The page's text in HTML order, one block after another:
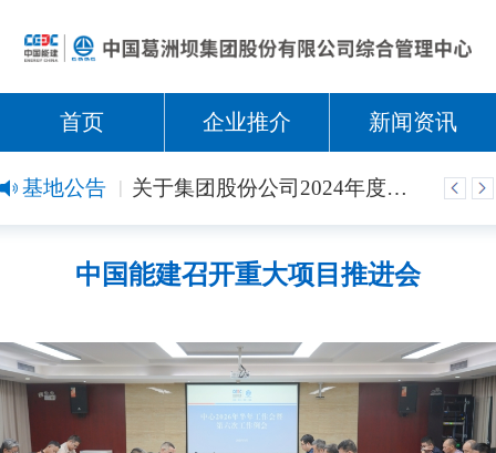
首页 企业推介 新闻资讯
基地公告
关于集团股份公司2026年劳动模范评选的公示 关于集团股份公司2024年度标杆班组（长）评选的公示
中国能建召开重大项目推进会